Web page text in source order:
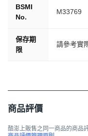
BSMI
No.
M33769
保存期
限
請參考實
商品評價
酷澎上販售之同一商品的商品